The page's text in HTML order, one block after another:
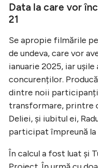
Data la care vor
21
Se apropie filmările
de undeva, care vor
ianuarie 2025, iar
concurenților.
dintre noii participanți
transformare, printre
Deliei, și iubitul ei,
participat împreună la
În calcul a fost luat și